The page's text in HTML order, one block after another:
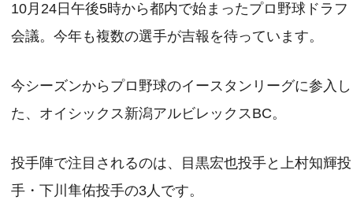
10月24日午後5時から都内で始まったプロ野球ドラフ
会議。今年も複数の選手が吉報を待っています。
今シーズンからプロ野球のイースタンリーグに参入し
た、オイシックス新潟アルビレックスBC。
投手陣で注目されるのは、目黒宏也投手と上村知輝投
手・下川隼佑投手の3人です。